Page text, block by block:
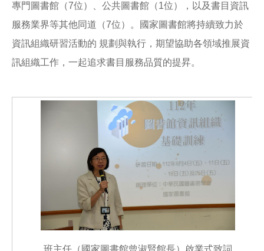
專門圖書館（7位）、公共圖書館（1位），以及書目資訊
服務業界等其他同道（7位）。國家圖書館將持續致力於
資訊組織研習活動的 規劃與執行，期望協助各領域推展資
訊組織工作，一起追求書目服務品質的提昇。